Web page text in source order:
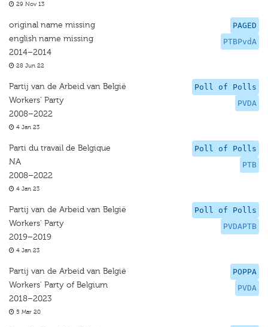
29 Nov 13
PAGED
PTBPvdA
original name missing
english name missing
2014–2014
28 Jun 22
Poll of Polls
PVDA
Partij van de Arbeid van België
Workers' Party
2008–2022
4 Jan 23
Poll of Polls
PTB
Parti du travail de Belgique
NA
2008–2022
4 Jan 23
Poll of Polls
PVDAPTB
Partij van de Arbeid van België
Workers' Party
2019–2019
4 Jan 23
POPPA
PVDA
Partij van de Arbeid van België
Workers' Party of Belgium
2018–2023
5 Mar 20